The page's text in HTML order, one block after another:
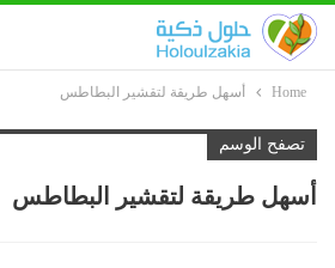
Home أسهل طريقة لتقشير البطاطس
تصفح الوسم
أسهل طريقة لتقشير البطاطس